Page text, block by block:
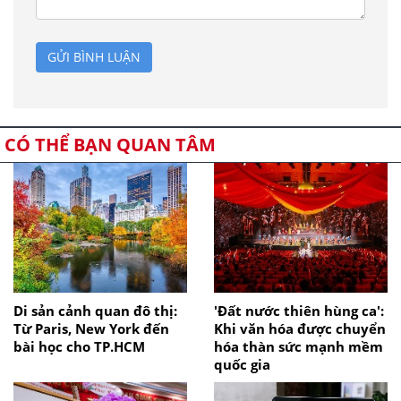
GỬI BÌNH LUẬN
CÓ THỂ BẠN QUAN TÂM
Di sản cảnh quan đô thị:
Từ Paris, New York đến
bài học cho TP.HCM
'Đất nước thiên hùng ca':
Khi văn hóa được chuyển
hóa thàn sức mạnh mềm
quốc gia